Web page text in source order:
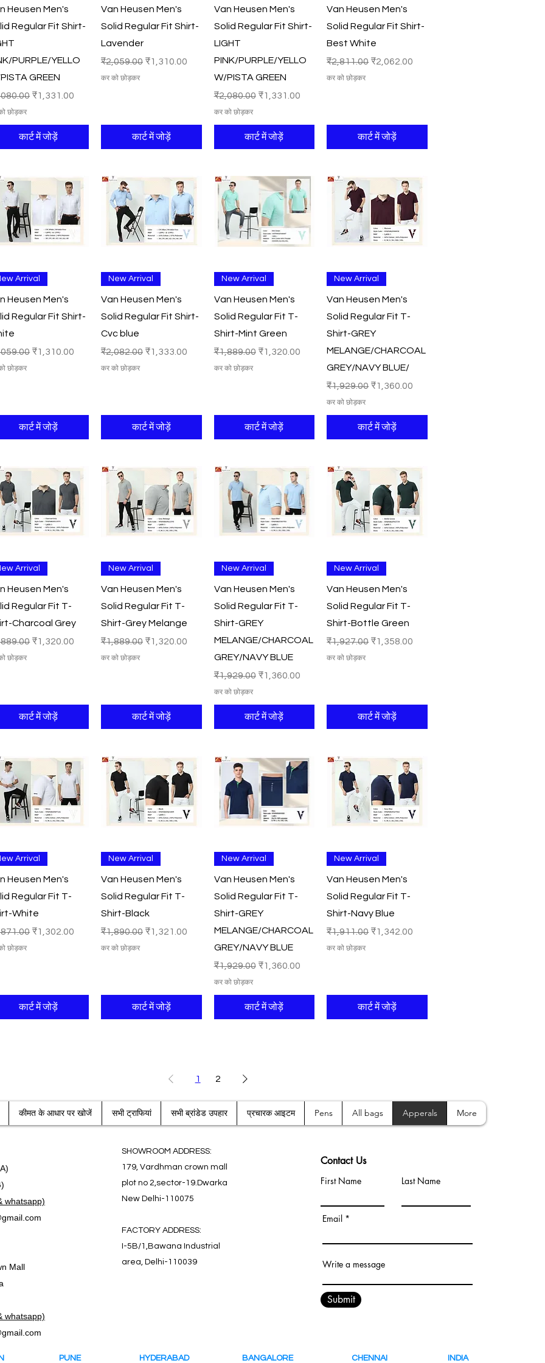
Heusen Men's
Regular Fit Shirt-
PURPLE/YELLO
GREEN
मूल्य बिक्री मूल्य
₹1,331.00
छोड़कर
कार्ट में जोड़ें
Van Heusen Men's
Solid Regular Fit Shirt-
Lavender
नियमित मूल्य
₹2,059.00 बिक्री मूल्य
₹1,310.00
कर को छोड़कर
कार्ट में जोड़ें
Van Heusen Men's
Solid Regular Fit Shirt-
LIGHT
PINK/PURPLE/YELLO
W/PISTA GREEN
नियमित मूल्य
₹2,080.00 बिक्री मूल्य
₹1,331.00
कर को छोड़कर
कार्ट में जोड़ें
Van Heusen Men's
Solid Regular Fit Shirt-
Best White
नियमित मूल्य
₹2,811.00 बिक्री मूल्य
₹2,062.00
कर को छोड़कर
कार्ट में जोड़ें
त्वरित दृश्य
Arrival
Heusen Men's
Regular Fit Shirt-
मूल्य बिक्री मूल्य
₹1,310.00
छोड़कर
कार्ट में जोड़ें
त्वरित दृश्य
New Arrival
Van Heusen Men's
Solid Regular Fit Shirt-
Cvc blue
नियमित मूल्य
₹2,082.00 बिक्री मूल्य
₹1,333.00
कर को छोड़कर
कार्ट में जोड़ें
त्वरित दृश्य
New Arrival
Van Heusen Men's
Solid Regular Fit T-
Shirt-Mint Green
नियमित मूल्य
₹1,889.00 बिक्री मूल्य
₹1,320.00
कर को छोड़कर
कार्ट में जोड़ें
त्वरित दृश्य
New Arrival
Van Heusen Men's
Solid Regular Fit T-
Shirt-GREY
MELANGE/CHARCOAL
GREY/NAVY BLUE/
नियमित मूल्य
₹1,929.00 बिक्री मूल्य
₹1,360.00
कर को छोड़कर
कार्ट में जोड़ें
त्वरित दृश्य
Arrival
Heusen Men's
Regular Fit T-
Charcoal Grey
मूल्य बिक्री मूल्य
₹1,320.00
छोड़कर
कार्ट में जोड़ें
त्वरित दृश्य
New Arrival
Van Heusen Men's
Solid Regular Fit T-
Shirt-Grey Melange
नियमित मूल्य
₹1,889.00 बिक्री मूल्य
₹1,320.00
कर को छोड़कर
कार्ट में जोड़ें
त्वरित दृश्य
New Arrival
Van Heusen Men's
Solid Regular Fit T-
Shirt-GREY
MELANGE/CHARCOAL
GREY/NAVY BLUE
नियमित मूल्य
₹1,929.00 बिक्री मूल्य
₹1,360.00
कर को छोड़कर
कार्ट में जोड़ें
त्वरित दृश्य
New Arrival
Van Heusen Men's
Solid Regular Fit T-
Shirt-Bottle Green
नियमित मूल्य
₹1,927.00 बिक्री मूल्य
₹1,358.00
कर को छोड़कर
कार्ट में जोड़ें
त्वरित दृश्य
Arrival
Heusen Men's
Regular Fit T-
White
मूल्य बिक्री मूल्य
₹1,302.00
छोड़कर
कार्ट में जोड़ें
त्वरित दृश्य
New Arrival
Van Heusen Men's
Solid Regular Fit T-
Shirt-Black
नियमित मूल्य
₹1,890.00 बिक्री मूल्य
₹1,321.00
कर को छोड़कर
कार्ट में जोड़ें
त्वरित दृश्य
New Arrival
Van Heusen Men's
Solid Regular Fit T-
Shirt-GREY
MELANGE/CHARCOAL
GREY/NAVY BLUE
नियमित मूल्य
₹1,929.00 बिक्री मूल्य
₹1,360.00
कर को छोड़कर
कार्ट में जोड़ें
त्वरित दृश्य
New Arrival
Van Heusen Men's
Solid Regular Fit T-
Shirt-Navy Blue
नियमित मूल्य
₹1,911.00 बिक्री मूल्य
₹1,342.00
कर को छोड़कर
कार्ट में जोड़ें
1 2
कीमत के आधार पर खोजें सभी ट्राफियां सभी ब्रांडेड उपहार प्रचारक आइटम Pens All bags Apperals More
whatsapp)
Mall
whatsapp)
SHOWROOM ADDRESS:
179, Vardhman crown mall
plot no 2,sector-19.Dwarka
New Delhi-110075
FACTORY ADDRESS:
I-5B/1,Bawana Industrial
area, Delhi-110039
Contact Us
First Name Last Name
Email
Write a message
Submit
PUNE HYDERABAD BANGALORE CHENNAI INDIA